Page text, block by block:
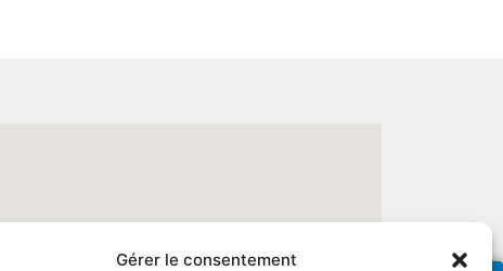
Gérer le consentement